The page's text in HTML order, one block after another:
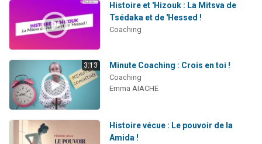
Histoire et 'Hizouk : La Mitsva de
Tsédaka et de 'Hessed !
Coaching
3:13 Minute Coaching : Crois en toi !
Coaching
Emma AIACHE
Histoire vécue : Le pouvoir de la
Amida !